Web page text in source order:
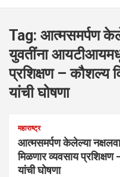
Tag: आत्मसमर्पण
युवतींना
प्रशिक्षण – कौशल्य
यांची घोषणा
महाराष्ट्र
आत्मसमर्पण केलेल्या
मिळणार व्यवसाय
यांची घोषणा